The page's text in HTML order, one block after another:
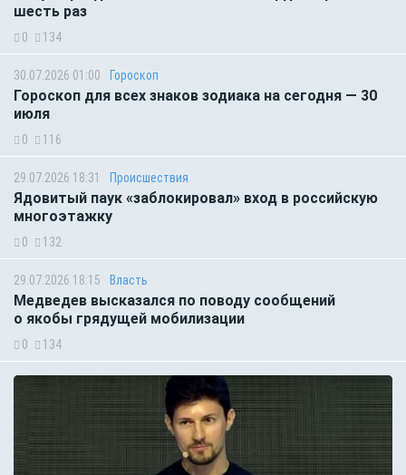
шесть раз
0 134
30.07.2026 01:00 Гороскоп
Гороскоп для всех знаков зодиака на сегодня — 30
июля
0 116
29.07.2026 18:31 Происшествия
Ядовитый паук «заблокировал» вход в российскую
многоэтажку
0 132
29.07.2026 18:15 Власть
Медведев высказался по поводу сообщений
о якобы грядущей мобилизации
0 134